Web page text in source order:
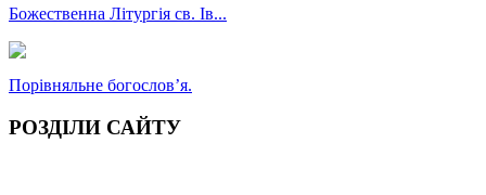
Божественна Літургія св. Ів...
Порівняльне богословʼя.
РОЗДІЛИ САЙТУ